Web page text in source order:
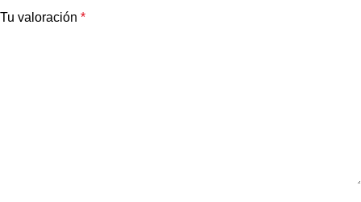
Tu valoración *